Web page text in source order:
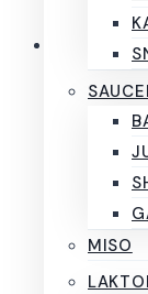
MISO
4,80€